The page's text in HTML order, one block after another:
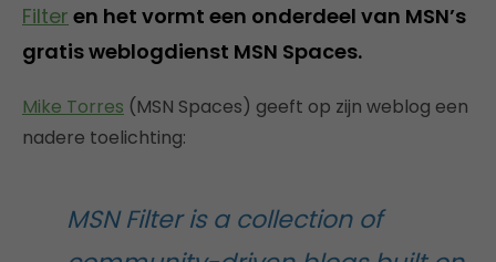
Filter en het vormt een onderdeel van MSN’s
gratis weblogdienst MSN Spaces.
Mike Torres (MSN Spaces) geeft op zijn weblog een
nadere toelichting:
MSN Filter is a collection of